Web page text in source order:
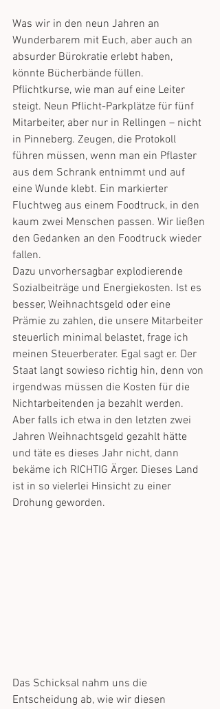
Was wir in den neun Jahren an
Wunderbarem mit Euch, aber auch an
absurder Bürokratie erlebt haben,
könnte Bücherbände füllen.
Pflichtkurse, wie man auf eine Leiter
steigt. Neun Pflicht-Parkplätze für fünf
Mitarbeiter, aber nur in Rellingen – nicht
in Pinneberg. Zeugen, die Protokoll
führen müssen, wenn man ein Pflaster
aus dem Schrank entnimmt und auf
eine Wunde klebt. Ein markierter
Fluchtweg aus einem Foodtruck, in den
kaum zwei Menschen passen. Wir ließen
den Gedanken an den Foodtruck wieder
fallen.
Dazu unvorhersagbar explodierende
Sozialbeiträge und Energiekosten. Ist es
besser, Weihnachtsgeld oder eine
Prämie zu zahlen, die unsere Mitarbeiter
steuerlich minimal belastet, frage ich
meinen Steuerberater. Egal sagt er. Der
Staat langt sowieso richtig hin, denn von
irgendwas müssen die Kosten für die
Nichtarbeitenden ja bezahlt werden.
Aber falls ich etwa in den letzten zwei
Jahren Weihnachtsgeld gezahlt hätte
und täte es dieses Jahr nicht, dann
bekäme ich RICHTIG Ärger. Dieses Land
ist in so vielerlei Hinsicht zu einer
Drohung geworden.
Das Schicksal nahm uns die
Entscheidung ab, wie wir diesen